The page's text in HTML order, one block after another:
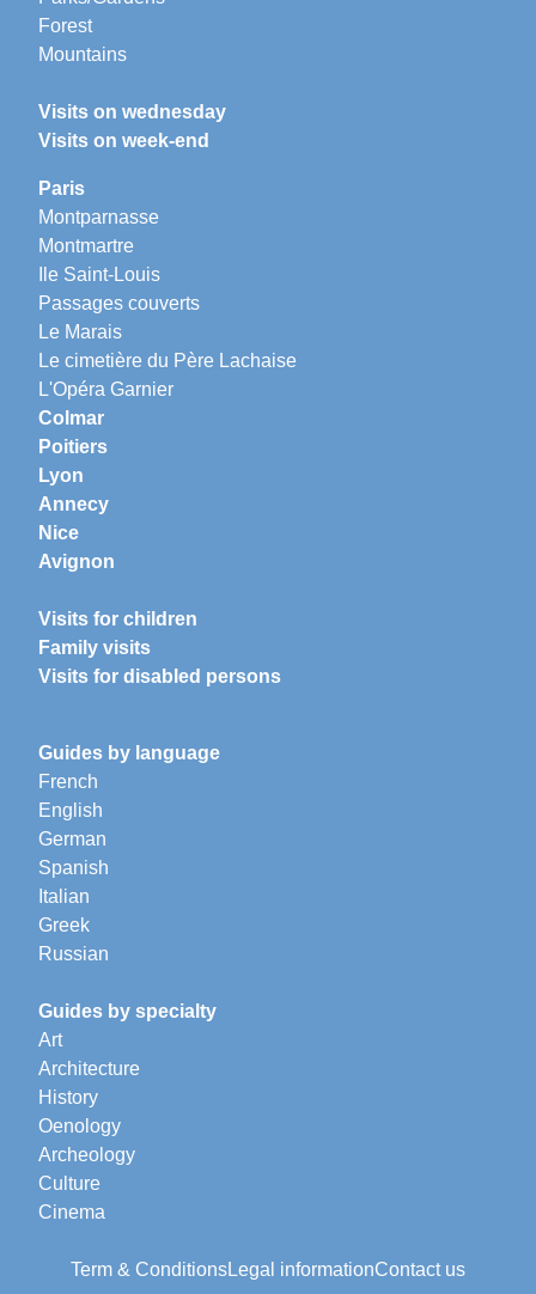
Forest
Mountains
Visits on wednesday
Visits on week-end
Paris
Montparnasse
Montmartre
Ile Saint-Louis
Passages couverts
Le Marais
Le cimetière du Père Lachaise
L'Opéra Garnier
Colmar
Poitiers
Lyon
Annecy
Nice
Avignon
Visits for children
Family visits
Visits for disabled persons
Guides by language
French
English
German
Spanish
Italian
Greek
Russian
Guides by specialty
Art
Architecture
History
Oenology
Archeology
Culture
Cinema
Term & ConditionsLegal informationContact us